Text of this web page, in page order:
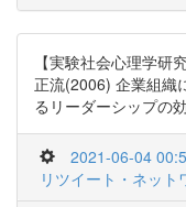
【実験社会心理学研
正流(2006) 企業組織
るリーダーシップの
2021-06-04
リツイート・ネット